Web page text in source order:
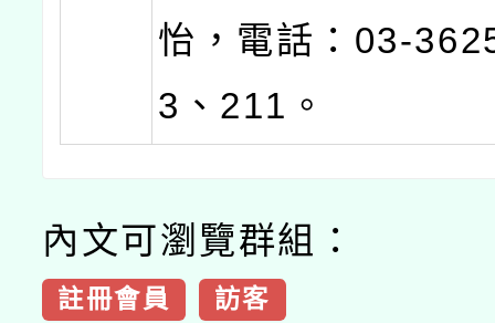
怡，電話：03-
3、211。
內文可瀏覽群組：
註冊會員 訪客